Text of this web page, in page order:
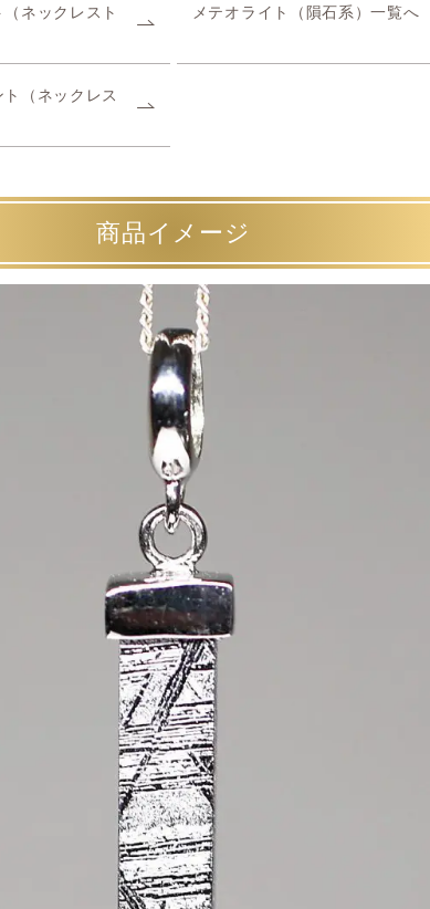
ネックレスト
メテオライト（隕石系）一覧へ
（ネックレス
商品イメージ